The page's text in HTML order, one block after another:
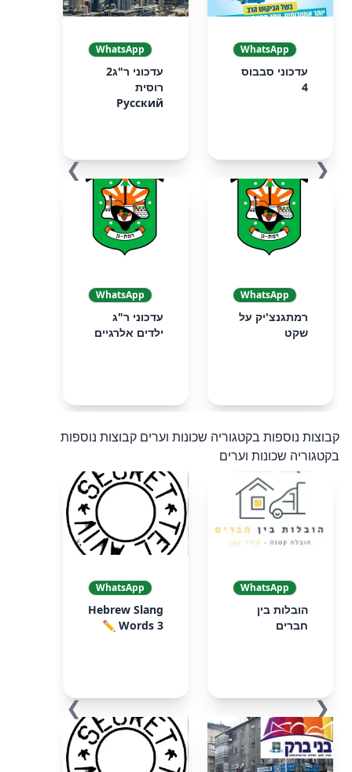
❮
WhatsApp
עדכוני סבבוס
4
WhatsApp
עדכוני ר"ג2
רוסית
Русский
WhatsApp
רמתגנצ'יק על
שקט
WhatsApp
עדכוני ר"ג
ילדים אלרגיים
❯
קבוצות נוספות בקטגוריה שכונות וערים קבוצות נוספות
בקטגוריה שכונות וערים
❮
WhatsApp
הובלות בין
חברים
WhatsApp
Hebrew Slang
Words 3 ✏️
❯